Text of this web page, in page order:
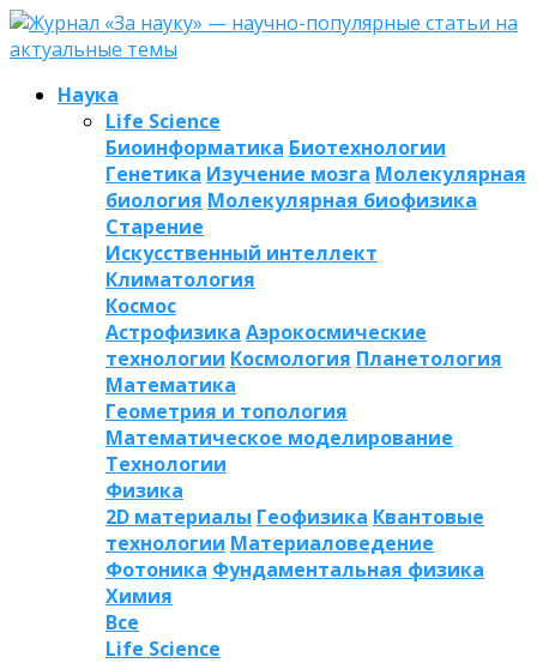
Наука
Life Science
Биоинформатика Биотехнологии
Генетика Изучение мозга Молекулярная
биология Молекулярная биофизика
Старение
Искусственный интеллект
Климатология
Космос
Астрофизика Аэрокосмические
технологии Космология Планетология
Математика
Геометрия и топология
Математическое моделирование
Технологии
Физика
2D материалы Геофизика Квантовые
технологии Материаловедение
Фотоника Фундаментальная физика
Химия
Все
Life Science